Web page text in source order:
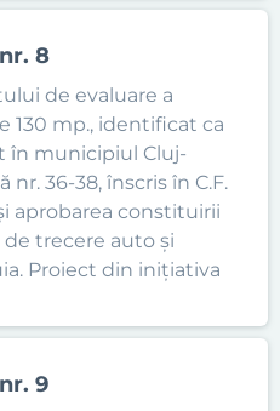
8
de evaluare a
130 mp., identificat ca
în municipiul Cluj-
nr. 36-38, înscris în C.F.
aprobarea constituirii
trecere auto și
Proiect din inițiativa
9